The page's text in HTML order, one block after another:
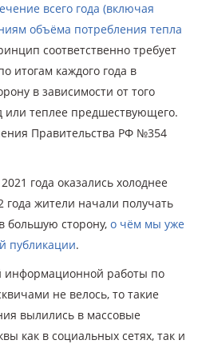
всего года (включая
объёма потребления тепла
соответственно требует
итогам каждого года в
в зависимости от того
или теплее предшествующего.
Правительства РФ №354
года оказались холоднее
года жители начали получать
большую сторону, о чём мы уже
публикации.
информационной работы по
не велось, то такие
вылились в массовые
как в социальных сетях, так и